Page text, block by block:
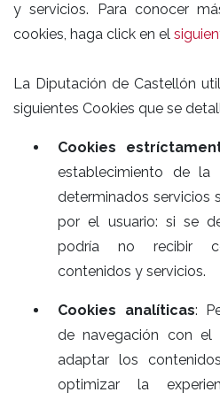
y servicios. Para conocer
cookies, haga click en el
La Diputación de Castellón
siguientes Cookies que se
Cookies
establecimiento de
determinados servicios
por el usuario: si se
podría no recibir
contenidos y servicios.
Cookies analíticas:
de navegación con
adaptar los
optimizar la